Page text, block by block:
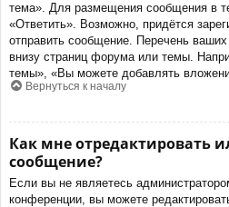
тема». Для размещения сообщения в
«Ответить». Возможно, придётся
отправить сообщение. Перечень
внизу страниц форума или темы.
темы», «Вы можете добавлять
Вернуться к началу
Как мне отредактировать
сообщение?
Если вы не являетесь
конференции, вы можете